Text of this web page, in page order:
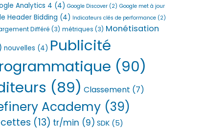
Analytics 4 (4) Google Discover (2) Google met à jour
le Header Bidding (4) Indicateurs clés de performance (2)
Différé (3) métriques (3) Monétisation
nouvelles (4) Publicité
(90)
(89) Classement (7)
Academy (39)
(13) tr/min (9) SDK (5)